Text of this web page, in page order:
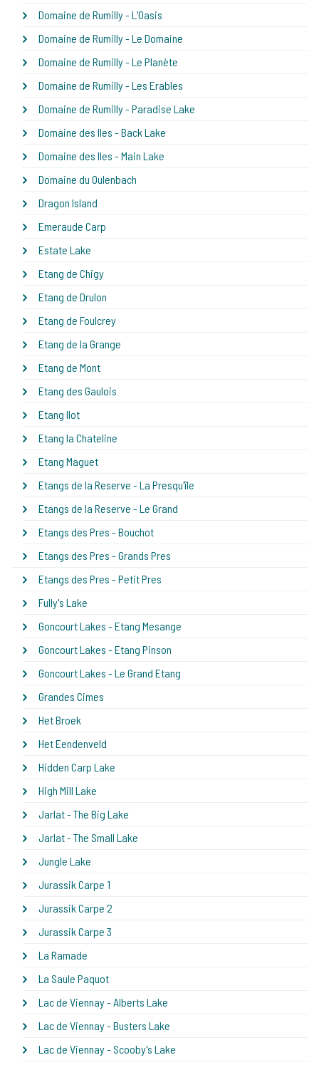
Domaine de Rumilly - L'Oasis
Domaine de Rumilly - Le Domaine
Domaine de Rumilly - Le Planète
Domaine de Rumilly - Les Erables
Domaine de Rumilly - Paradise Lake
Domaine des Iles - Back Lake
Domaine des Iles - Main Lake
Domaine du Oulenbach
Dragon Island
Emeraude Carp
Estate Lake
Etang de Chigy
Etang de Drulon
Etang de Foulcrey
Etang de la Grange
Etang de Mont
Etang des Gaulois
Etang Ilot
Etang la Chateline
Etang Maguet
Etangs de la Reserve - La Presqu'île
Etangs de la Reserve - Le Grand
Etangs des Pres - Bouchot
Etangs des Pres - Grands Pres
Etangs des Pres - Petit Pres
Fully's Lake
Goncourt Lakes - Etang Mesange
Goncourt Lakes - Etang Pinson
Goncourt Lakes - Le Grand Etang
Grandes Cimes
Het Broek
Het Eendenveld
Hidden Carp Lake
High Mill Lake
Jarlat - The Big Lake
Jarlat - The Small Lake
Jungle Lake
Jurassik Carpe 1
Jurassik Carpe 2
Jurassik Carpe 3
La Ramade
La Saule Paquot
Lac de Viennay - Alberts Lake
Lac de Viennay - Busters Lake
Lac de Viennay - Scooby's Lake